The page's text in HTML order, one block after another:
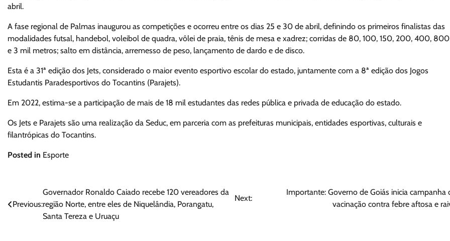
abril.
A fase regional de Palmas inaugurou as competições e ocorreu entre os dias 25 e 30 de abril, definindo os primeiros finalistas das
modalidades futsal, handebol, voleibol de quadra, vôlei de praia, tênis de mesa e xadrez; corridas de 80, 100, 150, 200, 400,
e 3 mil metros; salto em distância, arremesso de peso, lançamento de dardo e de disco.
Esta é a 31ª edição dos Jets, considerado o maior evento esportivo escolar do estado, juntamente com a 8ª edição dos Jogos
Estudantis Paradesportivos do Tocantins (Parajets).
Em 2022, estima-se a participação de mais de 18 mil estudantes das redes pública e privada de educação do estado.
Os Jets e Parajets são uma realização da Seduc, em parceria com as prefeituras municipais, entidades esportivas, culturais e
filantrópicas do Tocantins.
Posted in Esporte
Navegação
Previous:
Governador Ronaldo Caiado recebe 120 vereadores da
região Norte, entre eles de Niquelândia, Porangatu,
Santa Tereza e Uruaçu
Next:
Importante: Governo de Goiás inicia campanha
vacinação contra febre aftosa e